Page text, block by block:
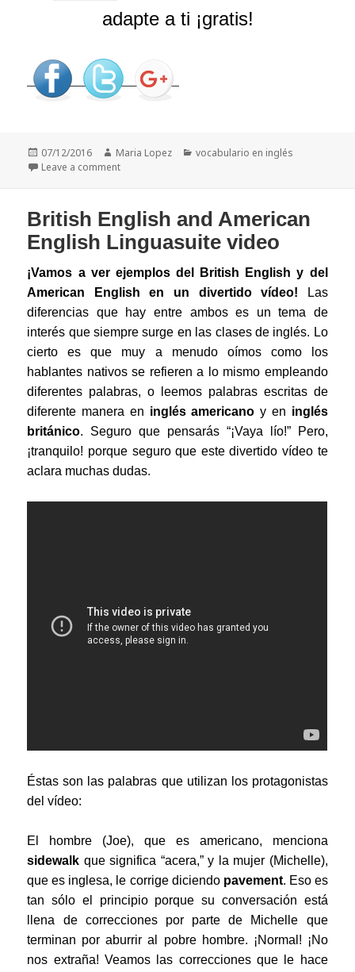
adapte a ti ¡gratis!
Posted
on
07/12/2016 Author
Maria Lopez Categories
vocabulario en inglés
Leave a comment
British English and American
English Linguasuite video
¡Vamos a ver ejemplos del British English y del
American English en un divertido vídeo!
Las
diferencias que hay entre ambos es un tema de
interés que siempre surge en las clases de inglés. Lo
cierto es que muy a menudo oímos como los
hablantes nativos se refieren a lo mismo empleando
diferentes palabras, o leemos palabras escritas de
diferente manera en inglés americano y en inglés
británico. Seguro que pensarás “¡Vaya lío!” Pero,
¡tranquilo! porque seguro que este divertido vídeo te
aclara muchas dudas.
Éstas son las palabras que utilizan los protagonistas
del vídeo:
El hombre (Joe), que es americano, menciona
sidewalk que significa “acera,” y la mujer (Michelle),
que es inglesa, le corrige diciendo pavement. Eso es
tan sólo el principio porque su conversación está
llena de correcciones por parte de Michelle que
terminan por aburrir al pobre hombre. ¡Normal! ¡No
nos extraña! Veamos las correcciones que le hace